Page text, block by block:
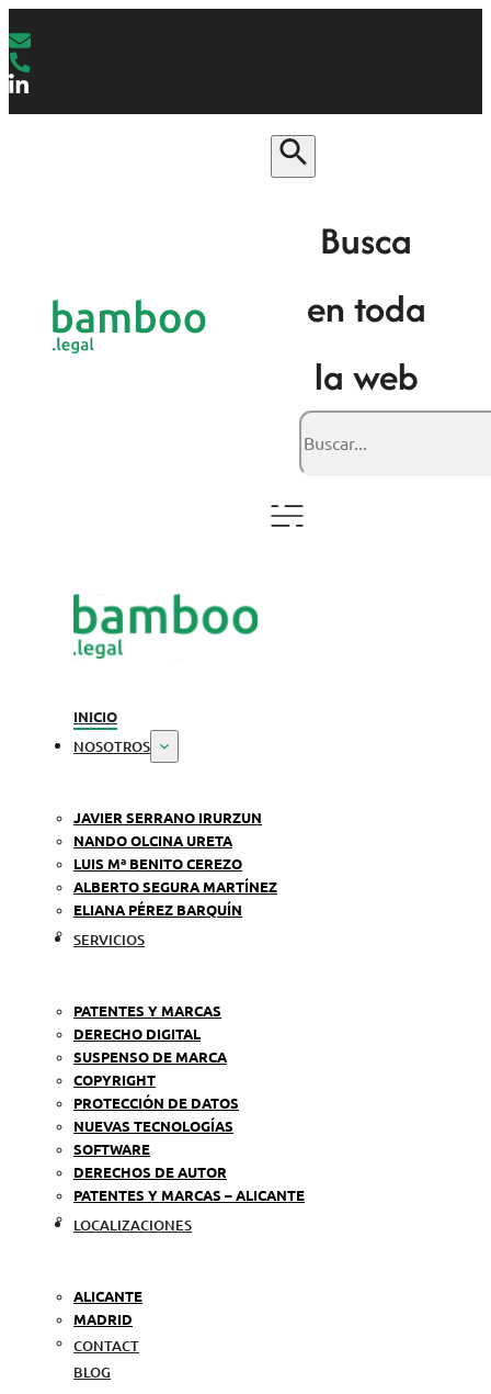
Busca
en toda
la web
Buscar
INICIO
NOSOTROS
JAVIER SERRANO IRURZUN
NANDO OLCINA URETA
LUIS Mª BENITO CEREZO
ALBERTO SEGURA MARTÍNEZ
ELIANA PÉREZ BARQUÍN
SERVICIOS
PATENTES Y MARCAS
DERECHO DIGITAL
SUSPENSO DE MARCA
COPYRIGHT
PROTECCIÓN DE DATOS
NUEVAS TECNOLOGÍAS
SOFTWARE
DERECHOS DE AUTOR
PATENTES Y MARCAS – ALICANTE
LOCALIZACIONES
ALICANTE
MADRID
CONTACT
BLOG